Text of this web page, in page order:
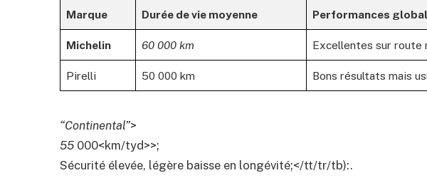
Marque Durée de vie moyenne Performances
Michelin 60 000 km Excellentes sur route
Pirelli 50 000 km Bons résultats mais
“Continental”>
55 000<km/tyd>>;
Sécurité élevée, légère baisse en longévité;</tt/tr/tb):.